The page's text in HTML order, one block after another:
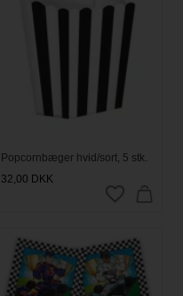
Popcornbæger hvid/sort, 5 stk.
32,00 DKK